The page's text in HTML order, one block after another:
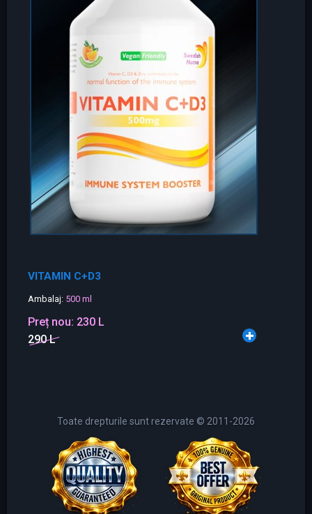
VITAMIN C+D3
Ambalaj: 500 ml
Preț nou: 230 L
290 L
Toate drepturile sunt rezervate © 2011-2026